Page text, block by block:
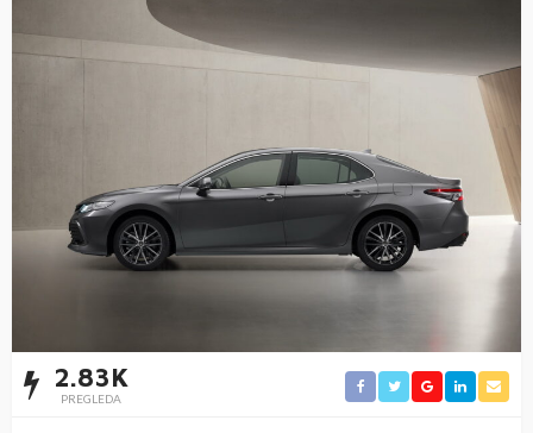
2.83K
PREGLEDA